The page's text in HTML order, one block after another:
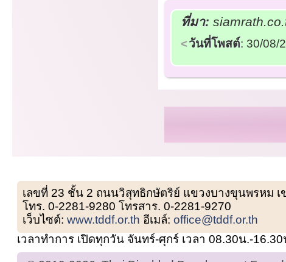
ที่มา:
วันที่โพสต์: 30/08/
เลขที่ 23 ชั้น 2 ถนนวิสุทธิกษัตริย์ แขวงบางขุนพรหม
โทร. 0-2281-9280 โทรสาร. 0-2281-9270
เว็บไซต์:www.tddf.or.th อีเมล์:office@tddf.or.th
เวลาทำการ เปิดทุกวัน จันทร์-ศุกร์ เวลา 08.30น.-16.30